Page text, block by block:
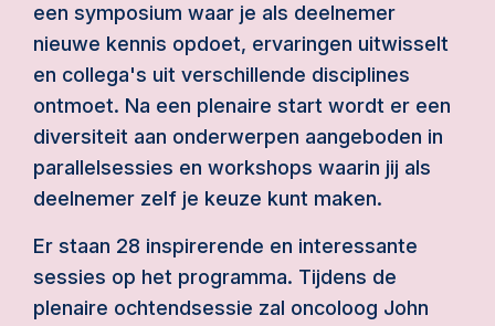
een symposium waar je als deelnemer
nieuwe kennis opdoet, ervaringen uitwisselt
en collega's uit verschillende disciplines
ontmoet. Na een plenaire start wordt er een
diversiteit aan onderwerpen aangeboden in
parallelsessies en workshops waarin jij als
deelnemer zelf je keuze kunt maken.
Er staan 28 inspirerende en interessante
sessies op het programma. Tijdens de
plenaire ochtendsessie zal oncoloog John